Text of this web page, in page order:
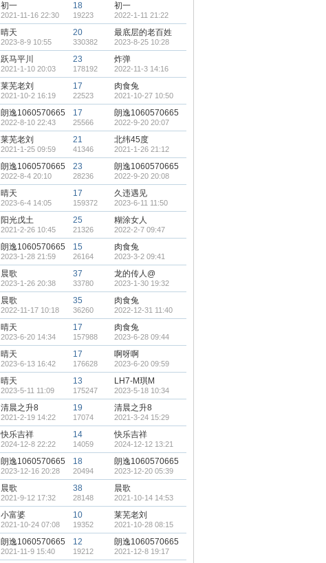
初一
2021-11-16 22:30
18
19223
初一
2022-1-11 21:22
晴天
2023-8-9 10:55
20
330382
最底层的老百姓
2023-8-25 10:28
跃马平川
2021-1-10 20:03
23
178192
炸弹
2022-11-3 14:16
莱芜老刘
2021-10-2 16:19
17
22523
肉食兔
2021-10-27 10:50
朗逸1060570665
2022-8-10 22:43
17
25566
朗逸1060570665
2022-9-20 20:07
莱芜老刘
2021-1-25 09:59
21
41346
北纬45度
2021-1-26 21:12
朗逸1060570665
2022-8-4 20:10
23
28236
朗逸1060570665
2022-9-20 20:08
晴天
2023-6-4 14:05
17
159372
久违遇见
2023-6-11 11:50
阳光戊土
2021-2-26 10:45
25
21326
糊涂女人
2022-2-7 09:47
朗逸1060570665
2023-1-28 21:59
15
26164
肉食兔
2023-3-2 09:41
晨歌
2023-1-26 20:38
37
33780
龙的传人@
2023-1-30 19:32
晨歌
2022-11-17 10:18
35
36260
肉食兔
2022-12-31 11:40
晴天
2023-6-20 14:34
17
157988
肉食兔
2023-6-28 09:44
晴天
2023-6-13 16:42
17
176628
啊呀啊
2023-6-20 09:59
晴天
2023-5-11 11:09
13
175247
LH7-M琪M
2023-5-18 10:34
清晨之升8
2021-2-19 14:22
19
17074
清晨之升8
2021-3-24 15:29
快乐吉祥
2024-12-8 22:22
14
14059
快乐吉祥
2024-12-12 13:21
朗逸1060570665
2023-12-16 20:28
18
20494
朗逸1060570665
2023-12-20 05:39
晨歌
2021-9-12 17:32
38
28148
晨歌
2021-10-14 14:53
小富婆
2021-10-24 07:08
10
19352
莱芜老刘
2021-10-28 08:15
朗逸1060570665
2021-11-9 15:40
12
19212
朗逸1060570665
2021-12-8 19:17